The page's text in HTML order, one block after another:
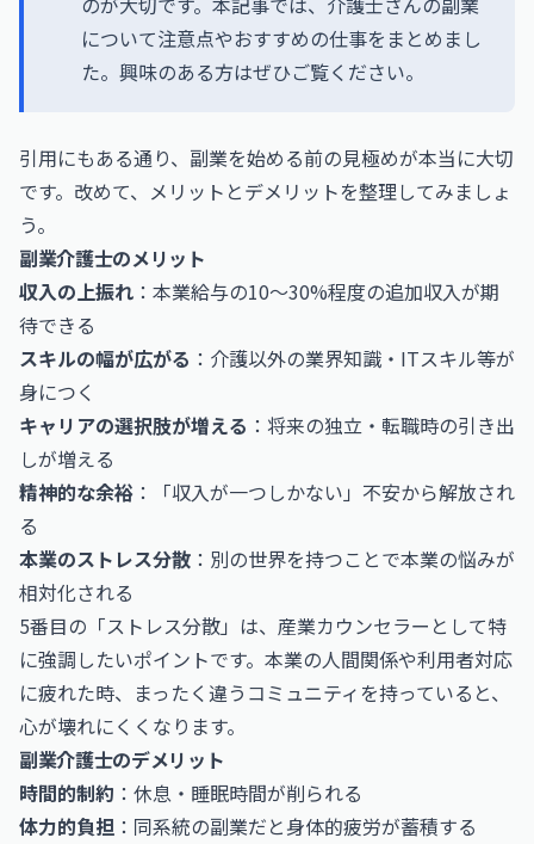
について注意点やおすすめの仕事をまとめまし
た。興味のある方はぜひご覧ください。
引用にもある通り、副業を始める前の見極めが本当に大切
です。改めて、メリットとデメリットを整理してみましょ
う。
副業介護士のメリット
収入の上振れ ：本業給与の10〜30%程度の追加収入が期
待できる
スキルの幅が広がる ：介護以外の業界知識・ITスキル等が
身につく
キャリアの選択肢が増える ：将来の独立・転職時の引き出
しが増える
精神的な余裕 ：「収入が一つしかない」不安から解放され
る
本業のストレス分散 ：別の世界を持つことで本業の悩みが
相対化される
5番目の「ストレス分散」は、産業カウンセラーとして特
に強調したいポイントです。本業の人間関係や利用者対応
に疲れた時、まったく違うコミュニティを持っていると、
心が壊れにくくなります。
副業介護士のデメリット
時間的制約 ：休息・睡眠時間が削られる
体力的負担 ：同系統の副業だと身体的疲労が蓄積する